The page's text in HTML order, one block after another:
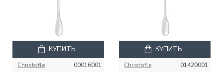
Christofle 00016001
КУПИТЬ
Christofle 01420001
КУПИТЬ